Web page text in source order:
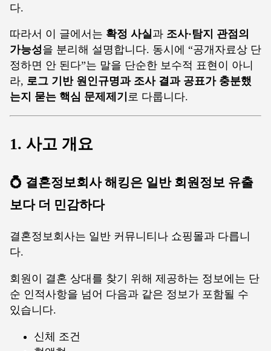
다.
따라서 이 글에서는 확정 사실과 조사·탐지 관점의
가능성을 분리해 설명합니다. 동시에 “공개자료상 단
정하면 안 된다”는 말을 단순한 보수적 표현이 아니
라, 로그 기반 원인규명과 조사 결과 공표가 충분했
는지 묻는 핵심 문제제기 로 다룹니다.
1. 사고 개요
💍 결혼정보회사 해킹은 일반 회원정보 유출
보다 더 민감하다
결혼정보회사는 일반 커뮤니티나 쇼핑몰과 다릅니
다.
회원이 결혼 상대를 찾기 위해 제공하는 정보에는 단
순 인적사항을 넘어 다음과 같은 정보가 포함될 수
있습니다.
신체 조건